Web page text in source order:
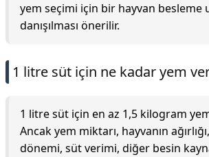
yem seçimi için bir hayvan besleme
danışılması önerilir.
1 litre süt için ne kadar yem
1 litre süt için en az 1,5 kilogram
Ancak yem miktarı, hayvanın
dönemi, süt verimi, diğer besin